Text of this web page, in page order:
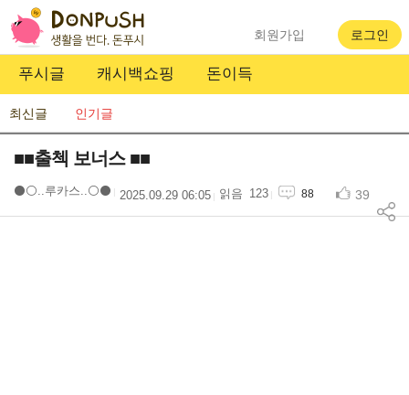
푸시글 캐시백쇼핑 돈이득
회원가입 로그인
최신글 인기글
■■출첵 보너스 ■■
⚫️⚪️..루카스..⚪️⚫️ 2025.09.29 06:05 123 88 39